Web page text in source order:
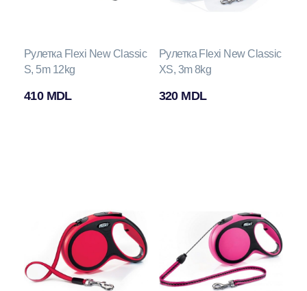
Рулетка Flexi New Classic
S, 5m 12kg
410 MDL
Рулетка Flexi New Classic
XS, 3m 8kg
320 MDL